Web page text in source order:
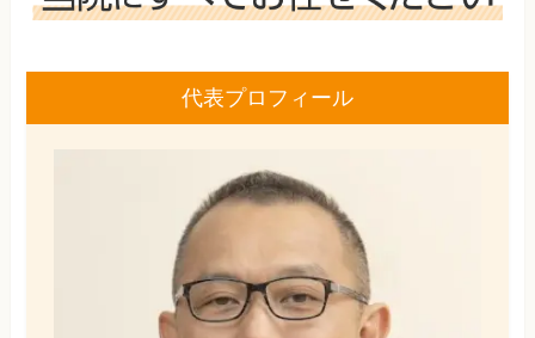
代表プロフィール